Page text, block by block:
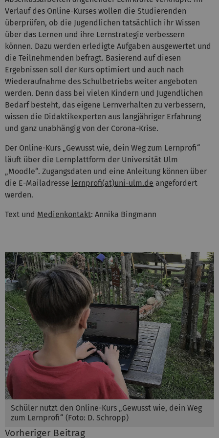
Verlauf des Online-Kurses wollen die Studierenden
überprüfen, ob die Jugendlichen tatsächlich ihr Wissen
über das Lernen und ihre Lernstrategie verbessern
können. Dazu werden erledigte Aufgaben ausgewertet und
die Teilnehmenden befragt. Basierend auf diesen
Ergebnissen soll der Kurs optimiert und auch nach
Wiederaufnahme des Schulbetriebs weiter angeboten
werden. Denn dass bei vielen Kindern und Jugendlichen
Bedarf besteht, das eigene Lernverhalten zu verbessern,
wissen die Didaktikexperten aus langjähriger Erfahrung
und ganz unabhängig von der Corona-Krise.
Der Online-Kurs „Gewusst wie, dein Weg zum Lernprofi“
läuft über die Lernplattform der Universität Ulm
„Moodle“. Zugangsdaten und eine Anleitung können über
die E-Mailadresse lernprofi(at)uni-ulm.de angefordert
werden.
Text und Medienkontakt: Annika Bingmann
Schüler nutzt den Online-Kurs „Gewusst wie, dein Weg
zum Lernprofi“ (Foto: D. Schropp)
Vorheriger Beitrag